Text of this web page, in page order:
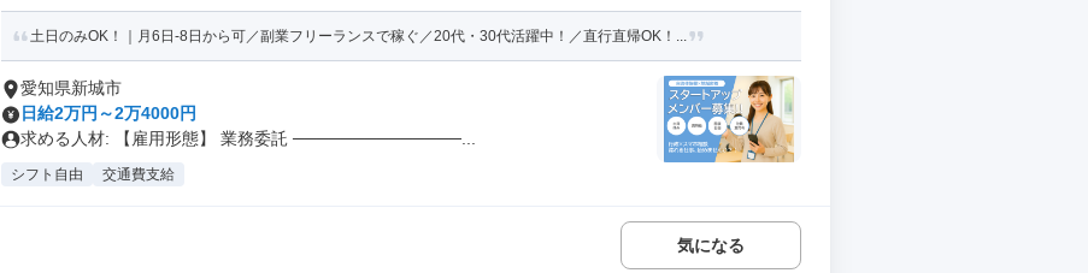
土日のみOK！｜月6日-8日から可／副業フリーランスで稼ぐ／20代・30代活躍中！／直行直帰OK！...
愛知県新城市
日給2万円～2万4000円
求める人材: 【雇用形態】 業務委託 ──────────────...
シフト自由 交通費支給
気になる